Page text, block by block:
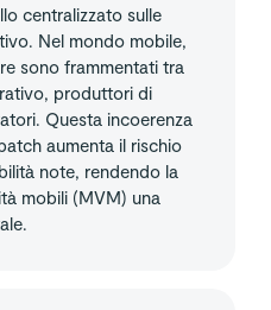
centralizzato sulle
Nel mondo mobile,
sono frammentati tra
produttori di
Questa incoerenza
aumenta il rischio
note, rendendo la
mobili (MVM) una